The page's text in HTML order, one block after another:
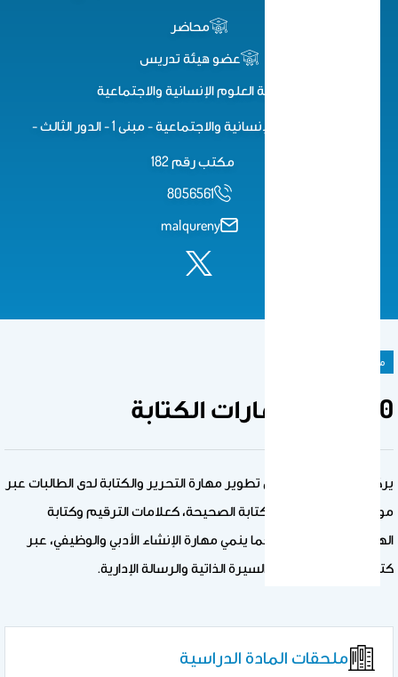
محاضر
عضو هيئة تدريس
كلية العلوم اﻹنسانية واﻻجتماعية
كلية الدراسات الإنسانية والاجتماعية - مبنى 1 - الدور الثالث -
مكتب رقم 182
8056561
malqureny
مادة دراسية
100عرب: مهارات الكتابة
يركز مقرر100 عرب على تطوير مهارة التحرير والكتابة لدى الطالبات عبر
موضوعات ذات صلة بالكتابة الصحيحة، كعلامات الترقيم وكتابة
الهمزات والألف اللينة، كما ينمي مهارة الإنشاء الأدبي والوظيفي، عبر
كتابة الفقرة والمقالة والسيرة الذاتية والرسالة الإدارية.
ملحقات المادة الدراسية